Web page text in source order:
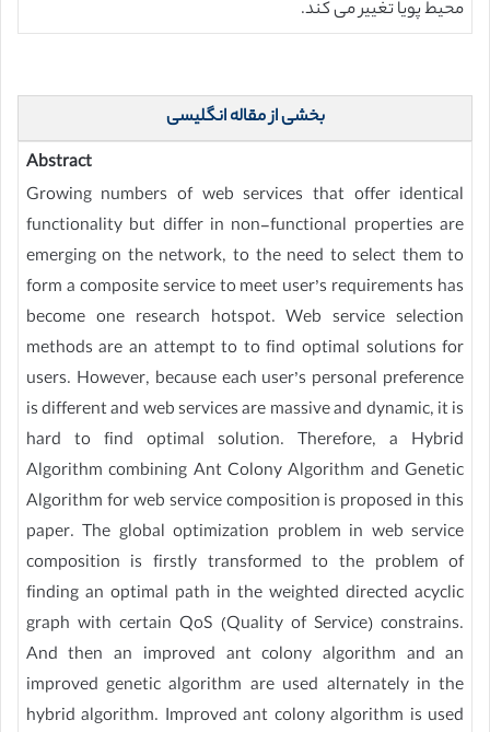
محیط پویا تغییر می کند.
بخشی از مقاله انگلیسی
Abstract
Growing numbers of web services that offer identical
functionality but differ in non-functional properties are
emerging on the network, to the need to select them to
form a composite service to meet user’s requirements has
become one research hotspot. Web service selection
methods are an attempt to to find optimal solutions for
users. However, because each user’s personal preference
is different and web services are massive and dynamic, it is
hard to find optimal solution. Therefore, a Hybrid
Algorithm combining Ant Colony Algorithm and Genetic
Algorithm for web service composition is proposed in this
paper. The global optimization problem in web service
composition is firstly transformed to the problem of
finding an optimal path in the weighted directed acyclic
graph with certain QoS (Quality of Service) constrains.
And then an improved ant colony algorithm and an
improved genetic algorithm are used alternately in the
hybrid algorithm. Improved ant colony algorithm is used